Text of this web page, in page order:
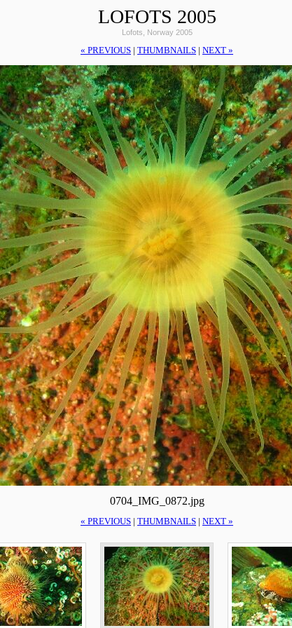
LOFOTS 2005
Lofots, Norway 2005
« PREVIOUS | THUMBNAILS | NEXT »
0704_IMG_0872.jpg
« PREVIOUS | THUMBNAILS | NEXT »